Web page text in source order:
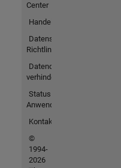
Center
Handelsmarken
Datenschutz-
Richtlinien
Datendiebstahl
verhindern
Status von
Anwendungen
Kontakt
©
1994-
2026